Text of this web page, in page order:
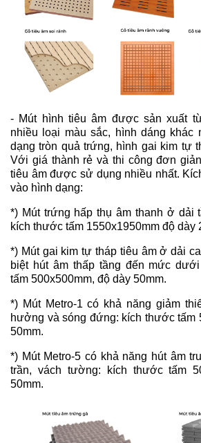
- Mút hình tiêu âm được sản xuất
nhiều loại màu sắc, hình dáng khác
dạng tròn quả trứng, hình gai kim tự
Với giá thành rẻ và thi công đơn
tiêu âm được sử dụng nhiều nhất.
vào hình dạng:
*) Mút trứng hấp thụ âm thanh ở dải
kích thước tấm 1550x1950mm độ dày
*) Mút gai kim tự tháp tiêu âm ở dải
biệt hút âm thấp tầng đến mức
tấm 500x500mm, độ dày 50mm.
*) Mút Metro-1 có khả năng giảm
hưởng và sóng đứng: kích thước tấm
50mm.
*) Mút Metro-5 có khả năng hút âm
trần, vách tường: kích thước tấm
50mm.